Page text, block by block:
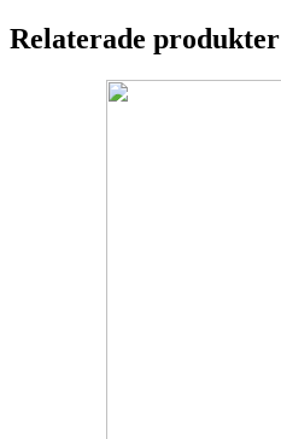
Relaterade produkter